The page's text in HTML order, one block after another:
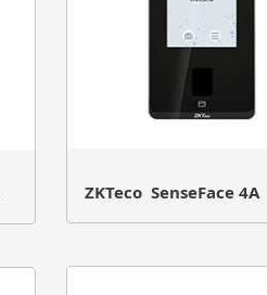
ZKTeco SenseFace 4A